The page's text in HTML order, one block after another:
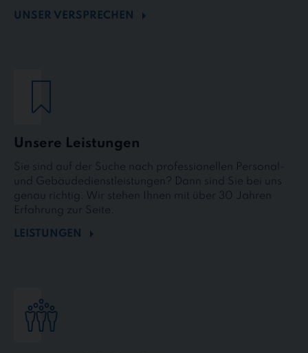
UNSER VERSPRECHEN
Unsere Leistungen
Sie sind auf der Suche nach professionellen Personal-
und Gebäudedienstleistungen? Dann sind Sie bei uns
genau richtig. Wir stehen Ihnen mit über 30 Jahren
Erfahrung zur Seite.
LEISTUNGEN